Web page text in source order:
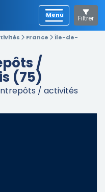
Filtrer
France
Île-de-
/
(75)
/ activités